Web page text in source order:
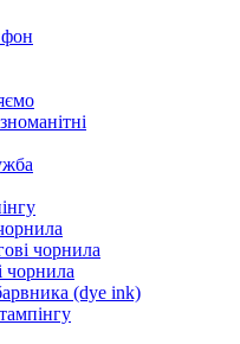
фон
чорнила
чорнила
(dye ink)